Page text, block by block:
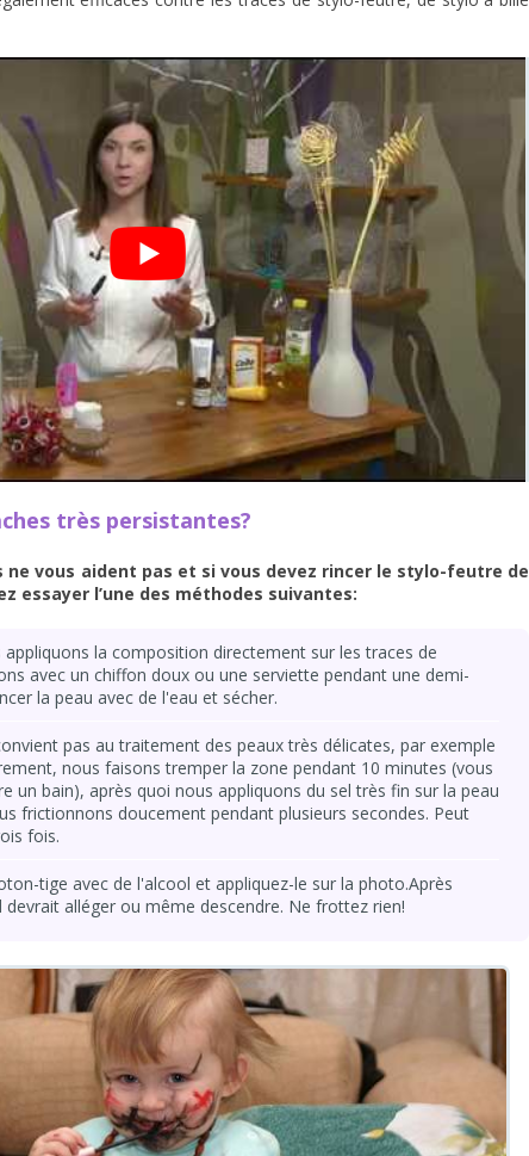
très persistantes?
ne vous aident pas et si vous devez rincer le stylo-feutre de
essayer l’une des méthodes suivantes:
appliquons la composition directement sur les traces de
avec un chiffon doux ou une serviette pendant une demi-
la peau avec de l'eau et sécher.
pas au traitement des peaux très délicates, par exemple
nous faisons tremper la zone pendant 10 minutes (vous
un bain), après quoi nous appliquons du sel très fin sur la peau
frictionnons doucement pendant plusieurs secondes. Peut
fois.
tige avec de l'alcool et appliquez-le sur la photo.Après
devrait alléger ou même descendre. Ne frottez rien!